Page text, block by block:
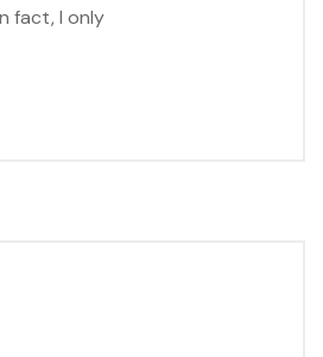
fact, I only